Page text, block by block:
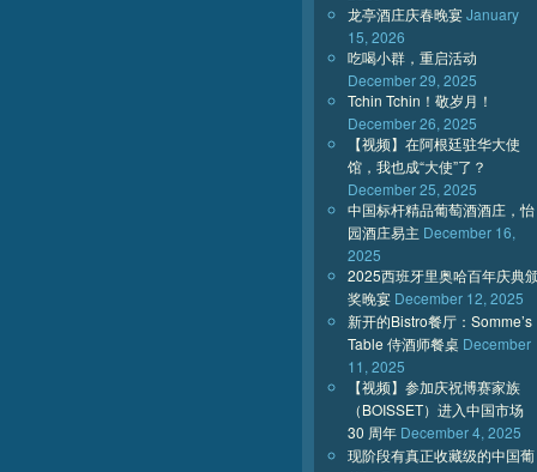
龙亭酒庄庆春晚宴January
15, 2026
吃喝小群，重启活动
December 29, 2025
Tchin Tchin！敬岁月！
December 26, 2025
【视频】在阿根廷驻华大使
馆，我也成“大使”了？
December 25, 2025
中国标杆精品葡萄酒酒庄，怡
园酒庄易主 December 16,
2025
2025西班牙里奥哈百年庆典
奖晚宴 December 12, 2025
新开的Bistro餐厅：Somme’s
Table 侍酒师餐桌 December
11, 2025
【视频】参加庆祝博赛家族
（BOISSET）进入中国市场
30 周年 December 4, 2025
现阶段有真正收藏级的中国葡